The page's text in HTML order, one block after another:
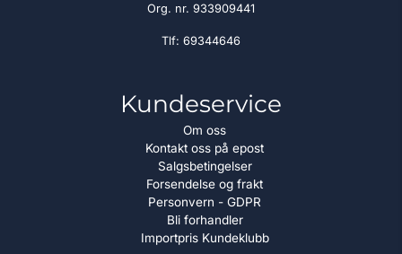
Org. nr. 933909441
Tlf: 69344646
Kundeservice
Om oss
Kontakt oss på epost
Salgsbetingelser
Forsendelse og frakt
Personvern - GDPR
Bli forhandler
Importpris Kundeklubb